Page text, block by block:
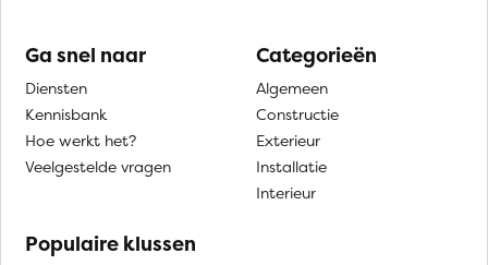
Ga snel naar
Diensten
Kennisbank
Hoe werkt het?
Veelgestelde vragen
Categorieën
Algemeen
Constructie
Exterieur
Installatie
Interieur
Populaire klussen